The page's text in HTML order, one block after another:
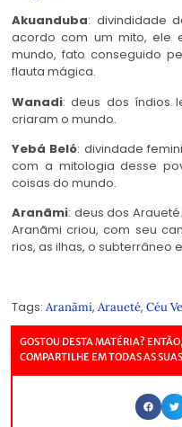
Akuanduba: divindidade
acordo com um mito, ele
mundo, fato conseguido
flauta mágica.
Wanadi: deus dos índios
criaram o mundo.
Yebá Beló: divindade
com a mitologia desse
coisas do mundo.
Aranãmi: deus dos
Aranãmi criou, com seu
rios, as ilhas, o subterrâneo
Tags: Aranãmi, Araueté, Céu
GOSTOU DESTA MATÉRIA?
COMPARTILHE EM TODAS AS